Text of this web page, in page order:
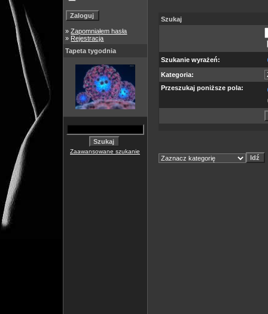
»Zapomniałem hasła
» Rejestracja
Tapeta tygodnia
Zaawansowane szukanie
Szukaj
Szukanie wyrażeń:
Kategoria:
Przeszukaj poniższe pola: